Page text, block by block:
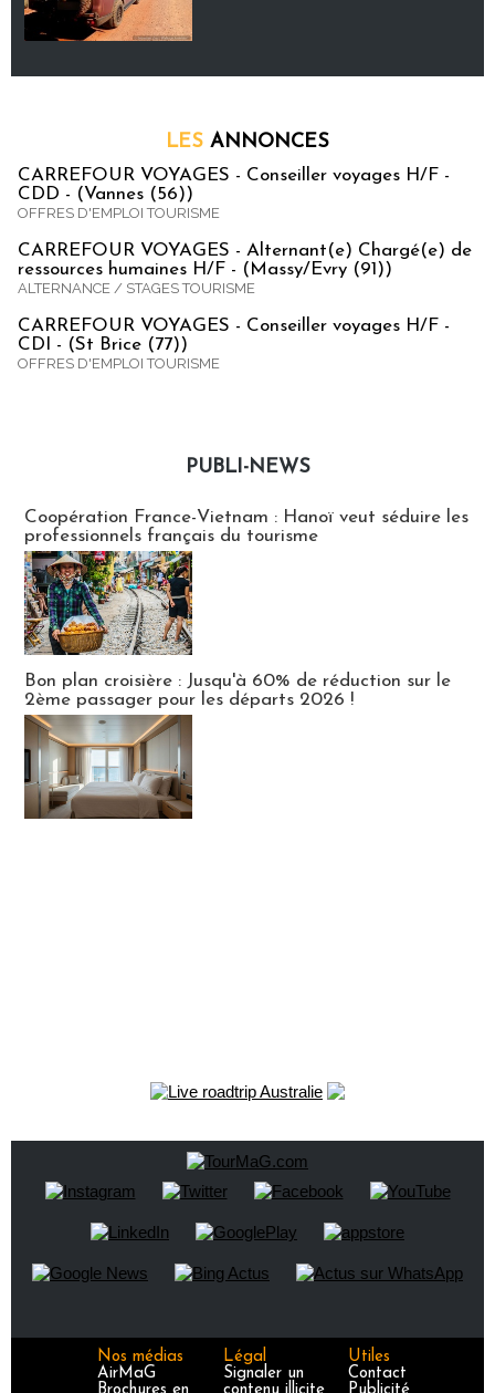
LES ANNONCES
CARREFOUR VOYAGES - Conseiller voyages H/F -
CDD - (Vannes (56))
OFFRES D'EMPLOI TOURISME
CARREFOUR VOYAGES - Alternant(e) Chargé(e) de
ressources humaines H/F - (Massy/Evry (91))
ALTERNANCE / STAGES TOURISME
CARREFOUR VOYAGES - Conseiller voyages H/F -
CDI - (St Brice (77))
OFFRES D'EMPLOI TOURISME
PUBLI-NEWS
Coopération France-Vietnam : Hanoï veut séduire les
professionnels français du tourisme
Bon plan croisière : Jusqu'à 60% de réduction sur le
2ème passager pour les départs 2026 !
Nos médias
AirMaG
Légal
Signaler un
Utiles
Contact